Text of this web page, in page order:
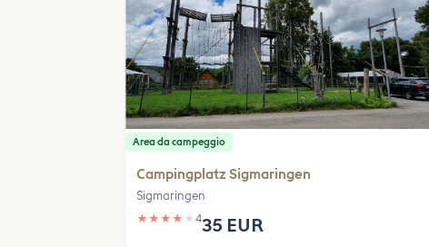
Area da campeggio
Campingplatz Sigmaringen
Sigmaringen
★ ★ ★ ★ ★ 435 EUR